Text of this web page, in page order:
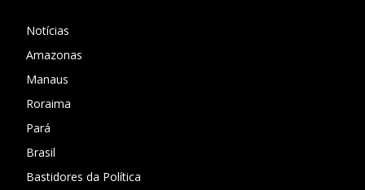
Notícias
Amazonas
Manaus
Roraima
Pará
Brasil
Bastidores da Política